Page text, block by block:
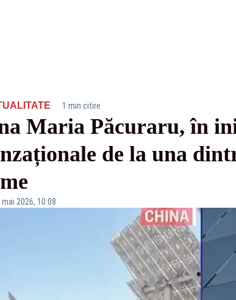
· 1 min citire
Maria Păcuraru, în
de la una
mai 2026, 10:08